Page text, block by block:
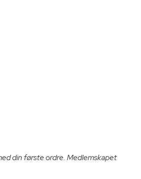
din første ordre. Medlemskapet